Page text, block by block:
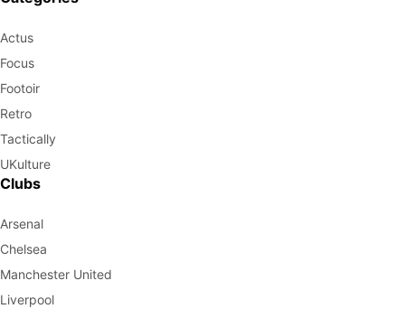
Actus
Focus
Footoir
Retro
Tactically
UKulture
Clubs
Arsenal
Chelsea
Manchester United
Liverpool